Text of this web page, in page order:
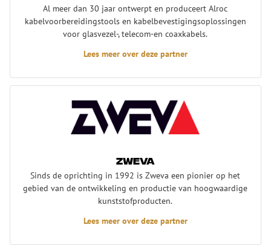
Al meer dan 30 jaar ontwerpt en produceert Alroc
kabelvoorbereidingstools en kabelbevestigingsoplossingen
voor glasvezel-, telecom-en coaxkabels.
Lees meer over deze partner
Zweva
Sinds de oprichting in 1992 is Zweva een pionier op het
gebied van de ontwikkeling en productie van hoogwaardige
kunststofproducten.
Lees meer over deze partner